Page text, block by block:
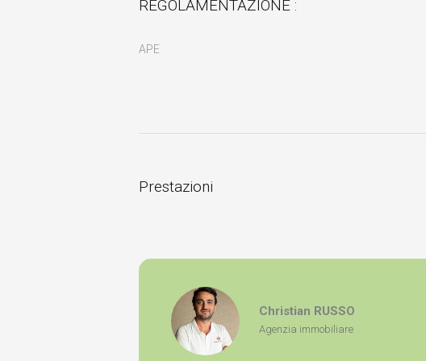
REGOLAMENTAZIONE :
APE
Prestazioni
Christian RUSSO
Agenzia immobiliare